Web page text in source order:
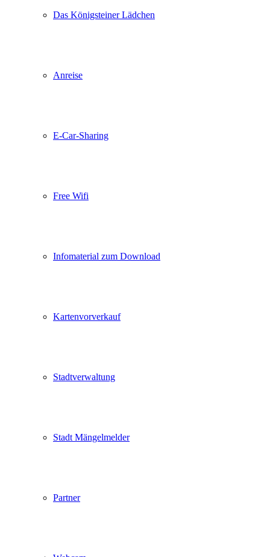
Das Königsteiner Lädchen
Anreise
E-Car-Sharing
Free Wifi
Infomaterial zum Download
Kartenvorverkauf
Stadtverwaltung
Stadt Mängelmelder
Partner